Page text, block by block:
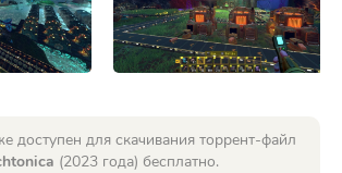
доступен для скачивания торрент-файл
(2023 года) бесплатно.